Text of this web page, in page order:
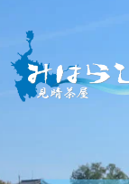
content